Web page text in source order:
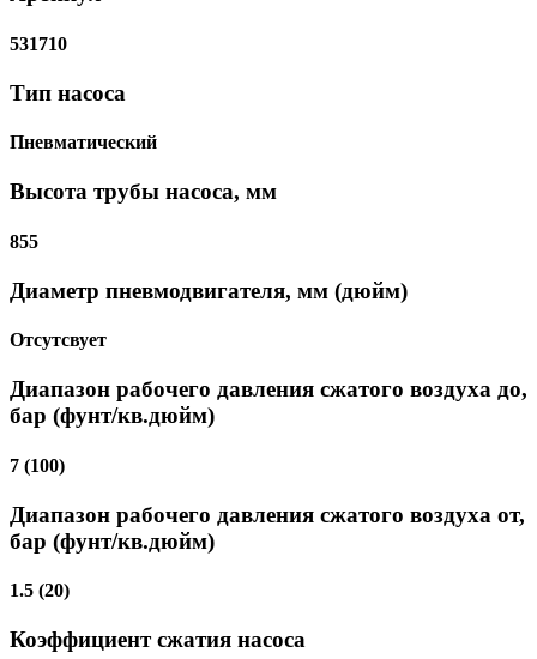
531710
Тип насоса
Пневматический
Высота трубы насоса, мм
855
Диаметр пневмодвигателя, мм (дюйм)
Отсутсвует
Диапазон рабочего давления сжатого воздуха до,
бар (фунт/кв.дюйм)
7 (100)
Диапазон рабочего давления сжатого воздуха от,
бар (фунт/кв.дюйм)
1.5 (20)
Коэффициент сжатия насоса